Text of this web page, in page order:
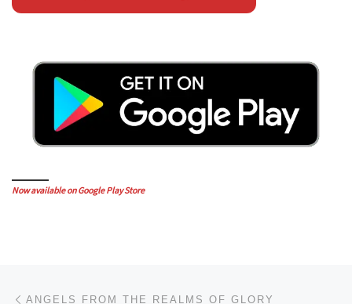
Now available on Google Play Store
ANGELS FROM THE REALMS OF GLORY